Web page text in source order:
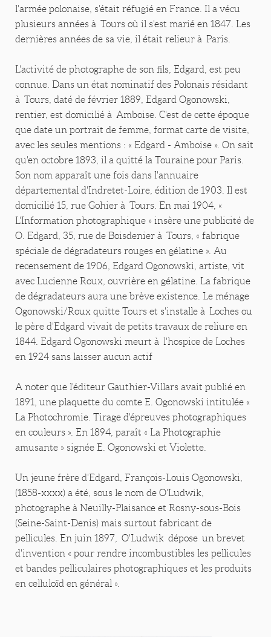
l'armée polonaise, s'était réfugié en France. Il a vécu
plusieurs années à Tours où il s'est marié en 1847. Les
dernières années de sa vie, il était relieur à Paris.
L'activité de photographe de son fils, Edgard, est peu
connue. Dans un état nominatif des Polonais résidant
à Tours, daté de février 1889, Edgard Ogonowski,
rentier, est domicilié à Amboise. C'est de cette époque
que date un portrait de femme, format carte de visite,
avec les seules mentions : « Edgard - Amboise ». On sait
qu'en octobre 1893, il a quitté la Touraine pour Paris.
Son nom apparaît une fois dans l'annuaire
départemental d'Indretet-Loire, édition de 1903. Il est
domicilié 15, rue Gohier à Tours. En mai 1904, «
L'Information photographique » insère une publicité de
O. Edgard, 35, rue de Boisdenier à Tours, « fabrique
spéciale de dégradateurs rouges en gélatine ». Au
recensement de 1906, Edgard Ogonowski, artiste, vit
avec Lucienne Roux, ouvrière en gélatine. La fabrique
de dégradateurs aura une brève existence. Le ménage
Ogonowski/Roux quitte Tours et s'installe à Loches ou
le père d'Edgard vivait de petits travaux de reliure en
1844. Edgard Ogonowski meurt à l'hospice de Loches
en 1924 sans laisser aucun actif
A noter que l'éditeur Gauthier-Villars avait publié en
1891, une plaquette du comte E. Ogonowski intitulée «
La Photochromie. Tirage d'épreuves photographiques
en couleurs ». En 1894, paraît « La Photographie
amusante » signée E. Ogonowski et Violette.
Un jeune frère d'Edgard, François-Louis Ogonowski,
(1858-xxxx) a été, sous le nom de O'Ludwik,
photographe à Neuilly-Plaisance et Rosny-sous-Bois
(Seine-Saint-Denis) mais surtout fabricant de
pellicules. En juin 1897, O'Ludwik dépose un brevet
d'invention « pour rendre incombustibles les pellicules
et bandes pelliculaires photographiques et les produits
en celluloïd en général ».